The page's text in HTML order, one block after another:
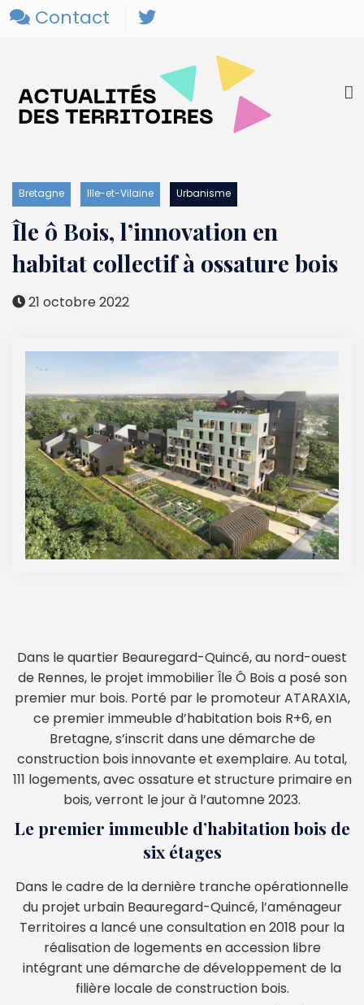
Contact
Bretagne Ille-et-Vilaine Urbanisme
Île ô Bois, l’innovation en
habitat collectif à ossature bois
21 octobre 2022
Dans le quartier Beauregard-Quincé, au nord-ouest
de Rennes, le projet immobilier Île Ô Bois a posé son
premier mur bois. Porté par le promoteur ATARAXIA,
ce premier immeuble d’habitation bois R+6, en
Bretagne, s’inscrit dans une démarche de
construction bois innovante et exemplaire. Au total,
111 logements, avec ossature et structure primaire en
bois, verront le jour à l’automne 2023.
Le premier immeuble d’habitation bois de
six étages
Dans le cadre de la dernière tranche opérationnelle
du projet urbain Beauregard-Quincé, l’aménageur
Territoires a lancé une consultation en 2018 pour la
réalisation de logements en accession libre
intégrant une démarche de développement de la
filière locale de construction bois.